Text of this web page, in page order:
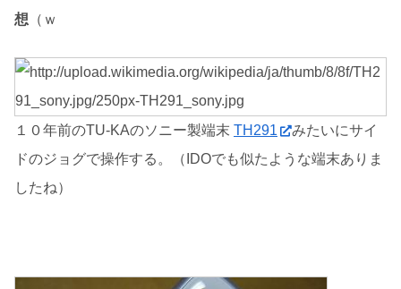
想 （ｗ
１０年前のTU-KAのソニー製端末 TH291
みたいにサイ
ドのジョグで操作する。（IDOでも似たような端末ありま
したね）